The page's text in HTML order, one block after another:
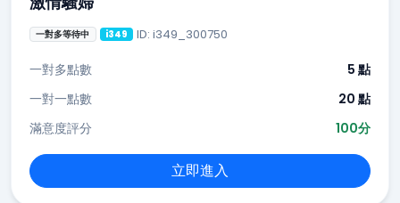
一對多等待中 i349 ID: i349_300750
一對多點數
5 點
一對一點數
20 點
滿意度評分
100分
立即進入